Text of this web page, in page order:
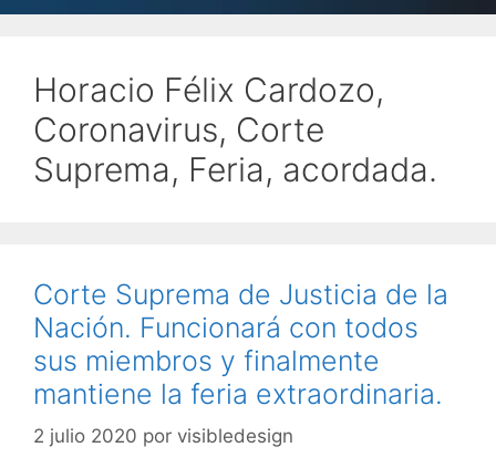
Horacio Félix Cardozo,
Coronavirus, Corte
Suprema, Feria, acordada.
Corte Suprema de Justicia de la
Nación. Funcionará con todos
sus miembros y finalmente
mantiene la feria extraordinaria.
2 julio 2020 por visibledesign